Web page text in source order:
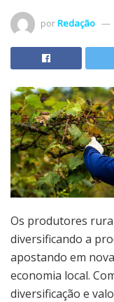
porRedação
Os produtores
diversificando a
apostando em
economia local.
diversificação e